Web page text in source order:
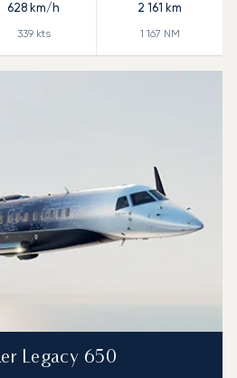
628 km/h
339kts
2 161 km
1 167 NM
Legacy 650